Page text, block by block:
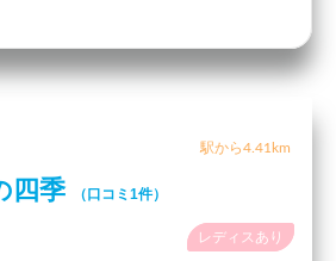
駅から4.41km
四季 （口コミ1件）
レディスあり